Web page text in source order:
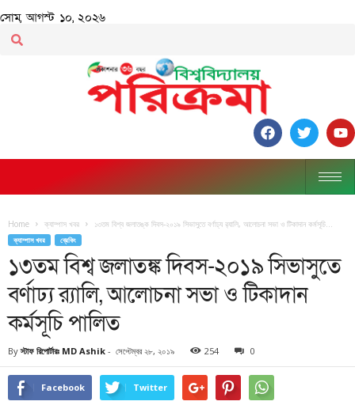
সোম, আগস্ট ১০, ২০২৬
Home ক্যাম্পাস খবর ১৩তম বিশ্ব জলাতঙ্ক দিবস-২০১৯ সিভাসুতে বর্ণাঢ্য র‌্যালি, আলোচনা সভা ও টিকাদান কর্মসূচি...
ক্যাম্পাস খবর ব্রেকিং
১৩তম বিশ্ব জলাতঙ্ক দিবস-২০১৯ সিভাসুতে
বর্ণাঢ্য র‌্যালি, আলোচনা সভা ও টিকাদান
কর্মসূচি পালিত
By স্টাফ রিপোর্টারঃ MD Ashik - সেপ্টেম্বর ২৮, ২০১৯ 254 0
Facebook Twitter